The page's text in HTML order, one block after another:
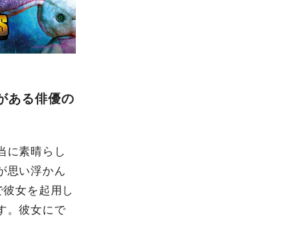
ある俳優の
に素晴らし
思い浮かん
女を起用し
。彼女にで